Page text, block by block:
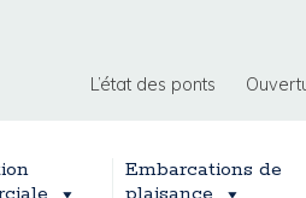
L’état des ponts
Embarcations de